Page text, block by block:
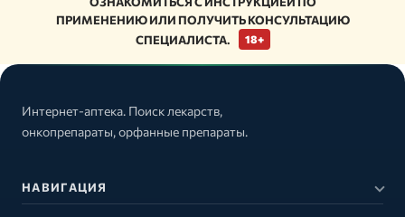
ПРИМЕНЕНИЮ ИЛИ ПОЛУЧИТЬ КОНСУЛЬТАЦИЮ
СПЕЦИАЛИСТА.
18+
Интернет-аптека. Поиск лекарств,
онкопрепараты, орфанные препараты.
НАВИГАЦИЯ